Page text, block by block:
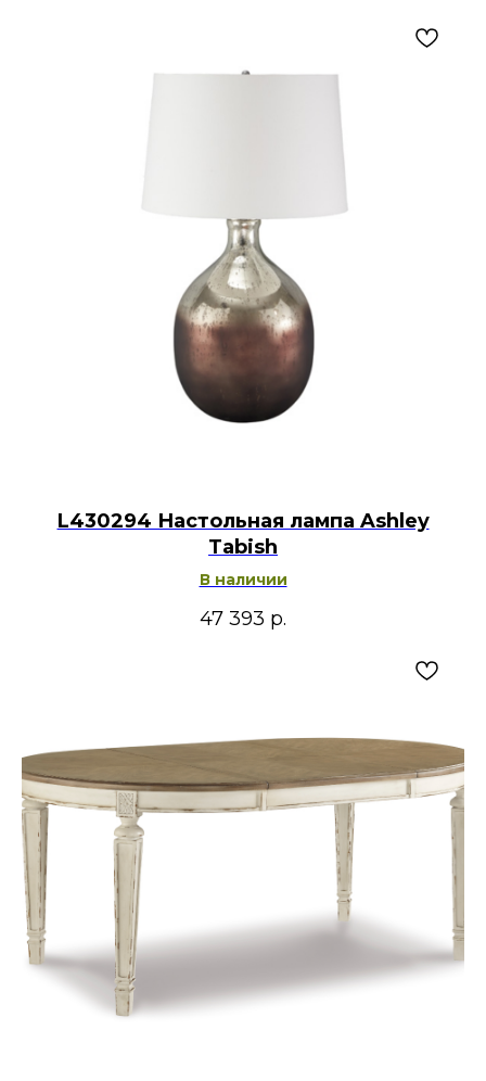
L430294 Настольная лампа Ashley
Tabish
В наличии
47 393 р.